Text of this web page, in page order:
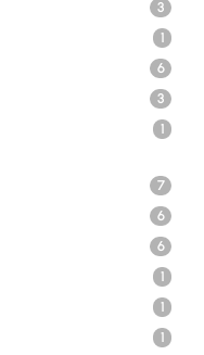
3
1
6
3
1
7
6
6
1
1
1